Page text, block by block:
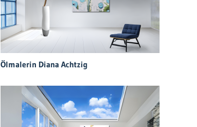
Ölmalerin Diana Achtzig